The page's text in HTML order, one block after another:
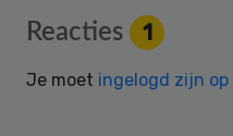
Reader
Interactions
Reacties 1
Je moet ingelogd zijn op